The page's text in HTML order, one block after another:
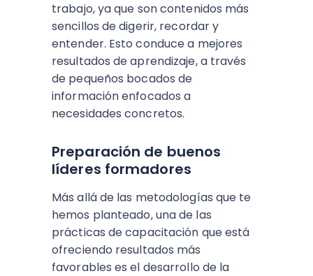
trabajo, ya que son contenidos más
sencillos de digerir, recordar y
entender. Esto conduce a mejores
resultados de aprendizaje, a través
de pequeños bocados de
información enfocados a
necesidades concretos.
Preparación de buenos
líderes formadores
Más allá de las metodologías que te
hemos planteado, una de las
prácticas de capacitación que está
ofreciendo resultados más
favorables es el desarrollo de la